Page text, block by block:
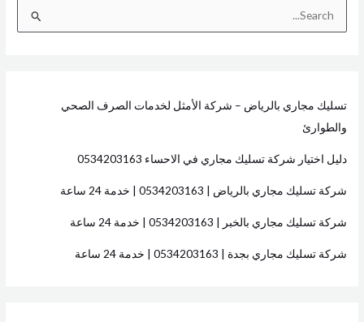
ث
ع
تسليك مجاري بالرياض – شركة الأمثل لخدمات الصرف الصحي
والطوارئ
دليل اختيار شركة تسليك مجاري في الاحساء 0534203163
شركة تسليك مجاري بالرياض | 0534203163 | خدمة 24 ساعة
شركة تسليك مجاري بالخبر | 0534203163 | خدمة 24 ساعة
شركة تسليك مجاري بجدة | 0534203163 | خدمة 24 ساعة